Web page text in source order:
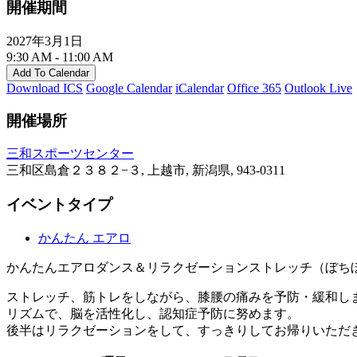
開催期間
2027年3月1日
9:30 AM - 11:00 AM
Add To Calendar
Download ICS Google Calendar iCalendar Office 365 Outlook Live
開催場所
三和スポーツセンター
三和区島倉２３８２−３, 上越市, 新潟県, 943-0311
イベントタイプ
かんたん エアロ
かんたんエアロダンス＆リラクゼーションストレッチ（ぼち
ストレッチ、筋トレをしながら、膝腰の痛みを予防・緩和し
リズムで、脳を活性化し、認知症予防に努めます。
後半はリラクゼーションをして、すっきりしてお帰りいただ